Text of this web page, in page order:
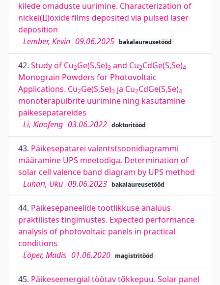
kilede omaduste uurimine. Characterization of
nickel(II)oxide films deposited via pulsed laser
deposition
Lember, Kevin 09.06.2025 bakalaureusetööd
42. Study of Cu2Ge(S,Se)3 and Cu2CdGe(S,Se)4
Monograin Powders for Photovoltaic
Applications. Cu2Ge(S,Se)3 ja Cu2CdGe(S,Se)4
monoterapulbrite uurimine ning kasutamine
päikesepatareides
Li, Xiaofeng 03.06.2022 doktoritööd
43. Päikesepatarei valentstsoonidiagrammi
määramine UPS meetodiga. Determination of
solar cell valence band diagram by UPS method
Luhari, Uku 09.06.2023 bakalaureusetööd
44. Päikesepaneelide tootlikkuse analüüs
praktilistes tingimustes. Expected performance
analysis of photovoltaic panels in practical
conditions
Löper, Madis 01.06.2020 magistritööd
45. Päikeseenergial töötav tõkkepuu. Solar panel